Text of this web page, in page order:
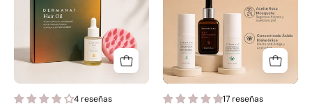
LANZAMIENTO
|
DERMANAT
4 reseñas
DERMANAT
17 reseñas